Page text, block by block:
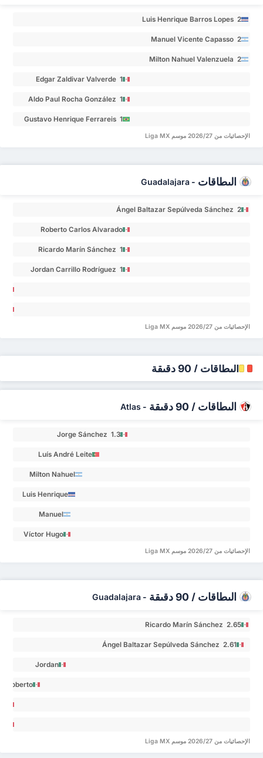
Luis Henrique Barros Lopes 2
Manuel Vicente Capasso 2
Milton Nahuel Valenzuela 2
Edgar Zaldivar Valverde 1
Aldo Paul Rocha González 1
Gustavo Henrique Ferrareis 1
الإحصائيات من 2026/27 موسم Liga MX
البطاقات -
Guadalajara
Ángel Baltazar Sepúlveda Sánchez 2
Roberto Carlos Alvarado
Ricardo Marín Sánchez 1
Jordan Carrillo Rodríguez 1
الإحصائيات من 2026/27 موسم Liga MX
البطاقات / 90 دقيقة
البطاقات / 90 دقيقة -
Atlas
Jorge Sánchez 1.3
Luís André Leite
Milton Nahuel
Luis Henrique
Manuel
Víctor Hugo
الإحصائيات من 2026/27 موسم Liga MX
البطاقات / 90 دقيقة -
Guadalajara
Ricardo Marín Sánchez 2.65
Ángel Baltazar Sepúlveda Sánchez 2.61
Jordan
Roberto
الإحصائيات من 2026/27 موسم Liga MX